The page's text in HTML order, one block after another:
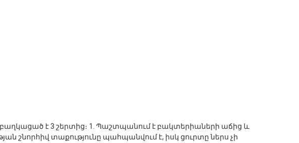
բաղկացած է 3 շերտից։ 1. Պաշտպանում է բակտերիաների աճից և
շնորհիվ տաքությունը պահպանվում է, իսկ ցուրտը ներս չի